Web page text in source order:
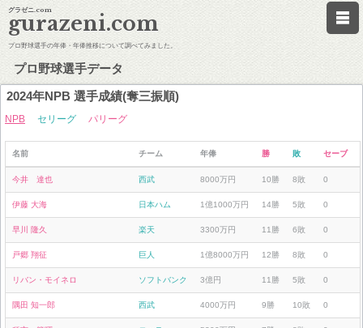
グラゼニ.com
gurazeni.com
プロ野球選手の年俸・年俸推移について調べてみました。
プロ野球選手データ
2024年NPB 選手成績(奪三振順)
NPB セリーグ パリーグ
名前 チーム 年俸 勝 敗 セーブ
今井 達也 西武 8000万円 10勝 8敗 0
伊藤 大海 日本ハム 1億1000万円 14勝 5敗 0
早川 隆久 楽天 3300万円 11勝 6敗 0
戸郷 翔征 巨人 1億8000万円 12勝 8敗 0
リバン・モイネロ ソフトバンク 3億円 11勝 5敗 0
隅田 知一郎 西武 4000万円 9勝 10敗 0